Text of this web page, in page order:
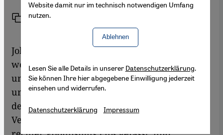
Link Teilen
John R. Bowen liegt zweifelsohne richtig,
wenn er bemerkt, dass sich mit Islamophobie
und Populismus Stimmen gewinnen lassen –
und das nicht nur aus dem rechten Lager: "In
den meisten europäischen Ländern und den
Vereinigten Staaten hat ein neuer äußerst
Website damit nur im technisch notwendigen Umfang
nutzen.
Ablehnen
Lesen Sie alle Details in unserer Datenschutzerklärung.
Sie können Ihre hier abgegebene Einwilligung jederzeit
einsehen und widerrufen.
Datenschutzerklärung Impressum